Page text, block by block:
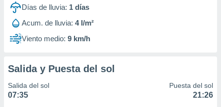
Días de lluvia: 1 días
Acum. de lluvia: 4 l/m²
Viento medio: 9 km/h
Salida y Puesta del sol
Salida del sol
07:35
Puesta del sol
21:26